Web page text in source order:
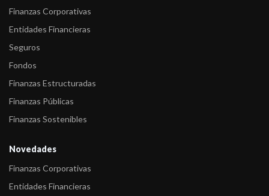
Finanzas Corporativas
Entidades Financieras
Seguros
Fondos
Finanzas Estructuradas
Finanzas Públicas
Finanzas Sostenibles
Novedades
Finanzas Corporativas
Entidades Financieras